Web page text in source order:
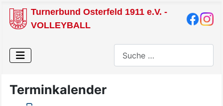
Turnerbund Osterfeld 1911 e.V. -
VOLLEYBALL
Terminkalender